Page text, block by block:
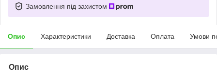
Замовлення під захистом
Опис Характеристики Доставка Оплата Умови
Опис